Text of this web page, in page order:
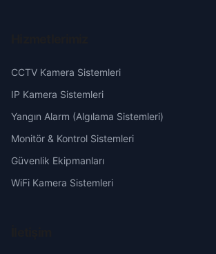
Hakkari
Isparta
CCTV Kamera Sistemleri
IP Kamera Sistemleri
Yangın Alarm (Algılama Sistemleri)
Monitör & Kontrol Sistemleri
Güvenlik Ekipmanları
WiFi Kamera Sistemleri